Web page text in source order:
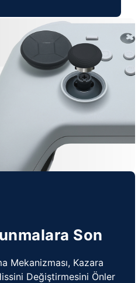
Son
Mekanizması, Kazara
Değiştirmesini Önler